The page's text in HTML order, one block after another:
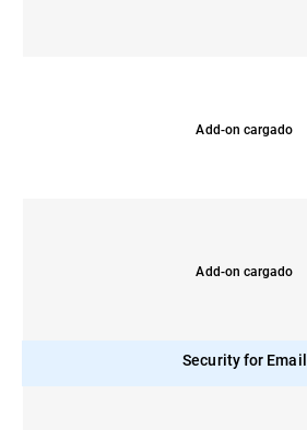
Add-on cargado
Add-on cargado
Security for Email